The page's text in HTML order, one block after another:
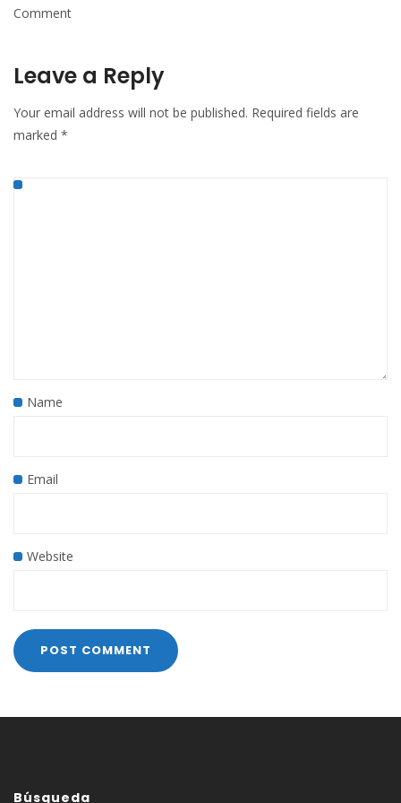
Comment
Leave a Reply
Your email address will not be published. Required fields are
marked *
Name
Email
Website
Búsqueda